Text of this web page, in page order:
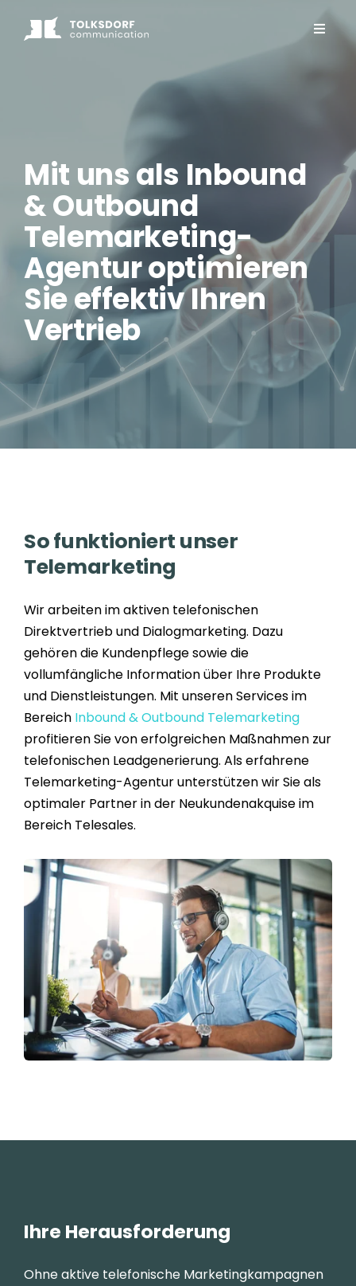
Mit uns als Inbound
& Outbound
Telemarketing-
Agentur optimieren
Sie effektiv Ihren
Vertrieb
So funktioniert unser
Telemarketing
Wir arbeiten im aktiven telefonischen
Direktvertrieb und Dialogmarketing. Dazu
gehören die Kundenpflege sowie die
vollumfängliche Information über Ihre Produkte
und Dienstleistungen. Mit unseren Services im
Bereich Inbound & Outbound Telemarketing
profitieren Sie von erfolgreichen Maßnahmen zur
telefonischen Leadgenerierung. Als erfahrene
Telemarketing-Agentur unterstützen wir Sie als
optimaler Partner in der Neukundenakquise im
Bereich Telesales.
Ihre Herausforderung
Ohne aktive telefonische Marketingkampagnen